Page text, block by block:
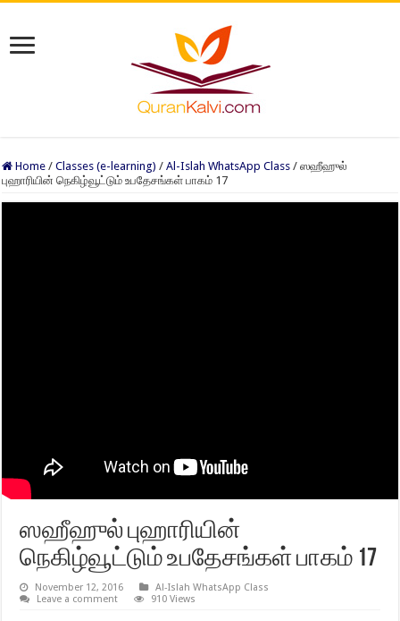
Home / Classes (e-learning) / Al-Islah WhatsApp Class / ஸஹீஹுல்
புஹாரியின் நெகிழ்வூட்டும் உபதேசங்கள் பாகம் 17
ஸஹீஹுல் புஹாரியின்
நெகிழ்வூட்டும் உபதேசங்கள் பாகம் 17
November 12, 2016
Al-Islah WhatsApp Class
Leave a comment
910 Views